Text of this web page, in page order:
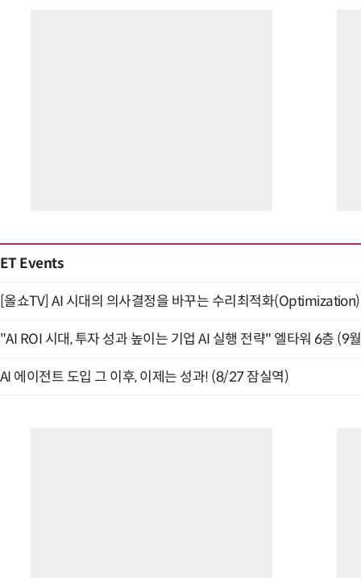
ET Events
[올쇼TV] AI 시대의 의사결정을 바꾸는 수리최적화
"AI ROI 시대, 투자 성과 높이는 기업 AI 실행 전략" 엘타워 6층 (9
AI 에이전트 도입 그 이후, 이제는 성과! (8/27 잠실역)